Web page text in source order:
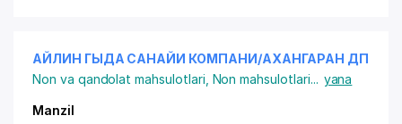
АЙЛИН ГЫДА САНАЙИ КОМПАНИ/АХАНГАРАН ДП
Non va qandolat mahsulotlari Non mahsulotlari... yana
Manzil